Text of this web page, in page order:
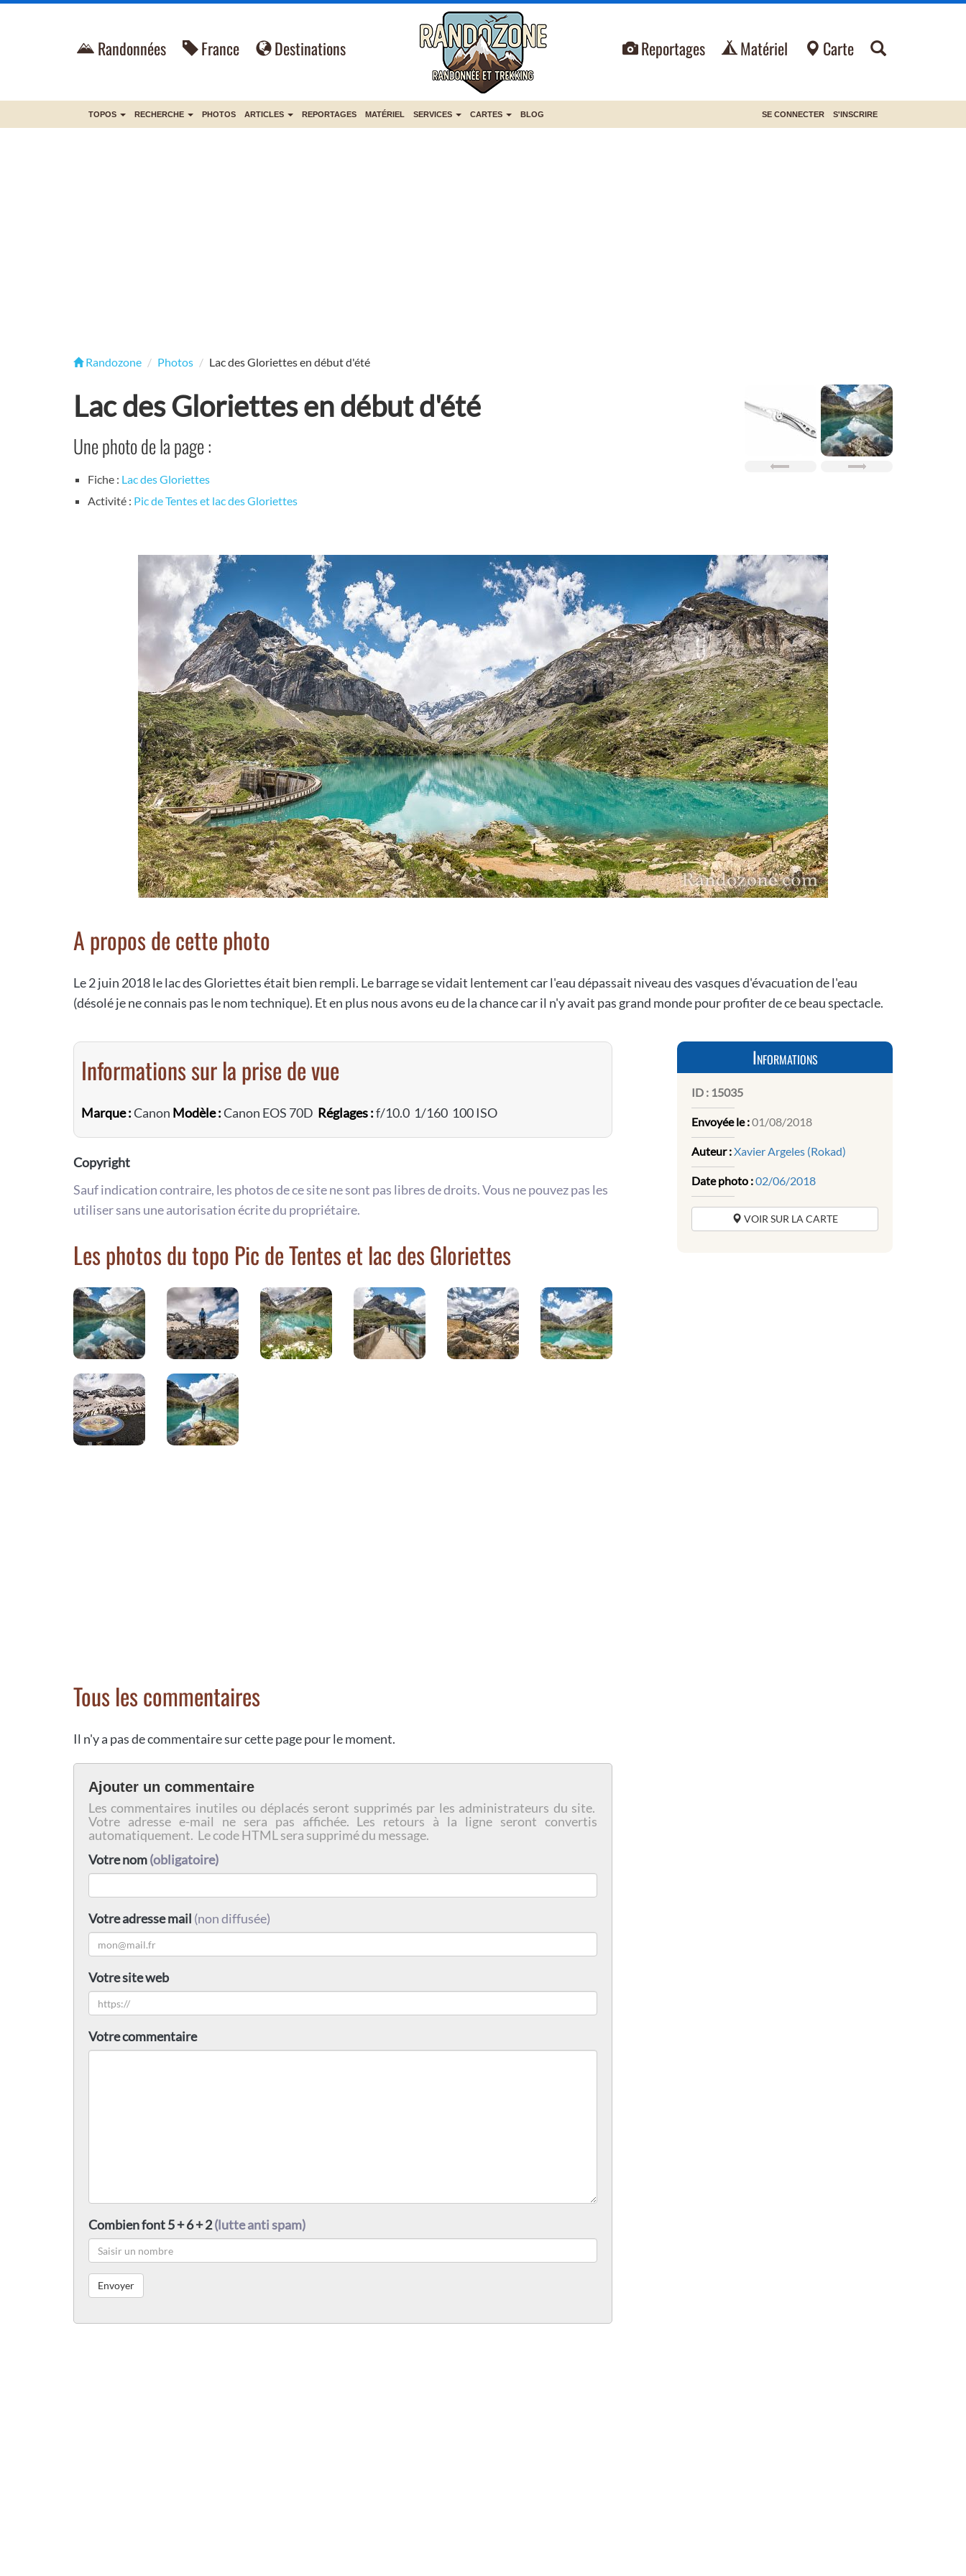
Randonnées France Destinations Reportages Matériel Carte
TOPOS RECHERCHE PHOTOS ARTICLES REPORTAGES MATÉRIEL SERVICES CARTES BLOG SE CONNECTER S'INSCRIRE
Randozone Photos Lac des Gloriettes en début d'été
Lac des Gloriettes en début d'été
Une photo de la page :
Fiche : Lac des Gloriettes
Activité : Pic de Tentes et lac des Gloriettes
A propos de cette photo
Le 2 juin 2018 le lac des Gloriettes était bien rempli. Le barrage se vidait lentement car l'eau dépassait niveau des vasques d'évacuation de l'eau
(désolé je ne connais pas le nom technique). Et en plus nous avons eu de la chance car il n'y avait pas grand monde pour profiter de ce beau spectacle.
Informations sur la prise de vue
Marque :Canon Modèle :Canon EOS 70D Réglages :f/10.0 1/160 100 ISO
Copyright
Sauf indication contraire, les photos de ce site ne sont pas libres de droits. Vous ne pouvez pas les
utiliser sans une autorisation écrite du propriétaire.
Les photos du topo Pic de Tentes et lac des Gloriettes
Tous les commentaires
Il n'y a pas de commentaire sur cette page pour le moment.
Ajouter un commentaire
Les commentaires inutiles ou déplacés seront supprimés par les administrateurs du site.
Votre adresse e-mail ne sera pas affichée. Les retours à la ligne seront convertis
automatiquement. Le code HTML sera supprimé du message.
Votre nom(obligatoire)
Votre adresse mail (non diffusée)
Votre site web
Votre commentaire
Combien font 5 + 6 + 2(lutte anti spam)
Informations
ID : 15035
Envoyée le :01/08/2018
Auteur :Xavier Argeles (Rokad)
Date photo :02/06/2018
VOIR SUR LA CARTE